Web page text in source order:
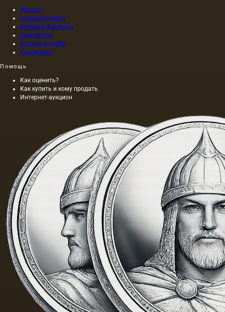
Журнал
Аукционы мира
Фабрики фарфора
Камнерезы
Каталоги клейм
Художники
Помощь
Как оценить?
Как купить и кому продать
Интернет-аукцион